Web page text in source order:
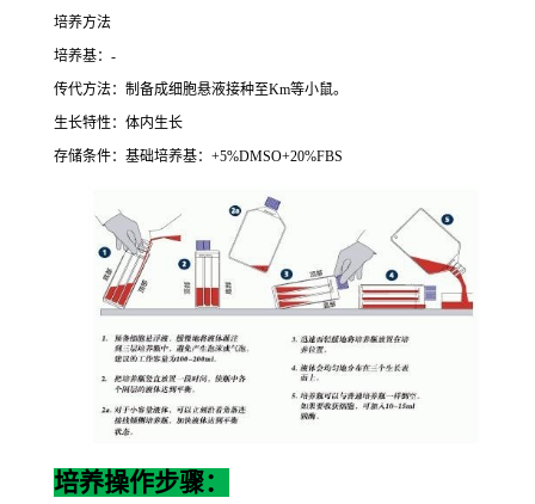
培养方法
培养基： -
传代方法：制备成细胞悬液接种至Km等小鼠。
生长特性：体内生长
存储条件：基础培养基： +5%DMSO+20%FBS
培养操作步骤：